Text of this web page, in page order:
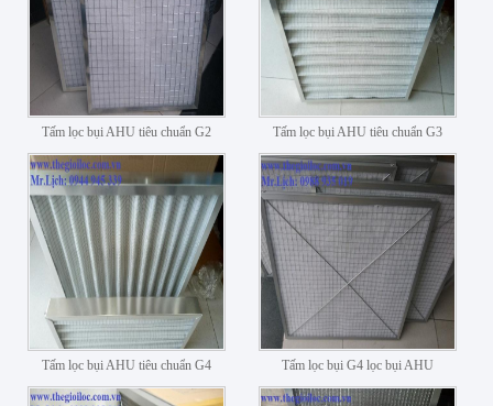
Tấm lọc bụi AHU tiêu chuẩn G2 Tấm lọc bụi AHU tiêu chuẩn G3
Tấm lọc bụi AHU tiêu chuẩn G4 Tấm lọc bụi G4 lọc bụi AHU